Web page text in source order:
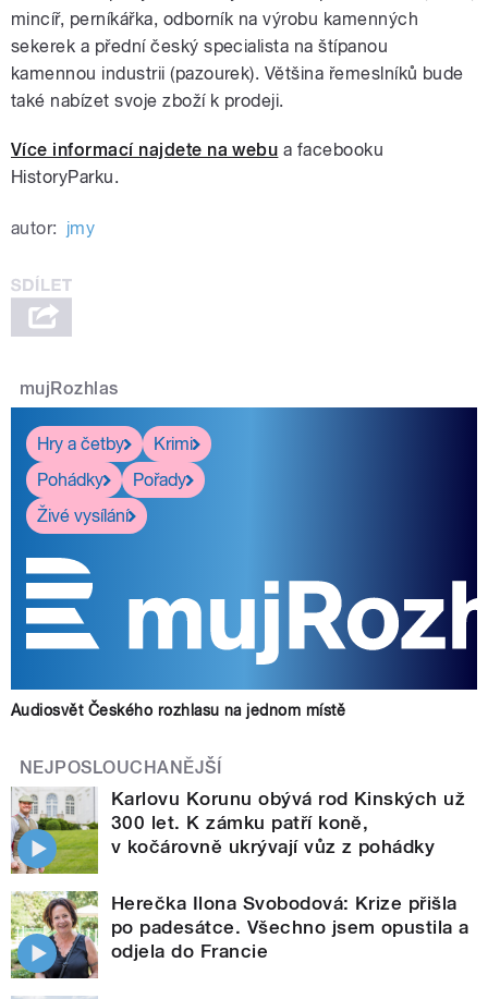
mincíř, perníkářka, odborník na výrobu kamenných
sekerek a přední český specialista na štípanou
kamennou industrii (pazourek). Většina řemeslníků bude
také nabízet svoje zboží k prodeji.
Více informací najdete na webu a facebooku
HistoryParku.
autor: jmy
mujRozhlas
Hry a četby
Krimi
Pohádky
Pořady
Živé vysílání
Audiosvět Českého rozhlasu na jednom místě
NEJPOSLOUCHANĚJŠÍ
Karlovu Korunu obývá rod Kinských už
300 let. K zámku patří koně,
v kočárovně ukrývají vůz z pohádky
Herečka Ilona Svobodová: Krize přišla
po padesátce. Všechno jsem opustila a
odjela do Francie